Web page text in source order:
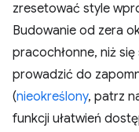
zresetować style
Budowanie od zera
pracochłonne, niż
prowadzić do
(nieokreślony, patrz
funkcji ułatwień